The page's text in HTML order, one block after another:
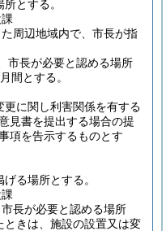
とする。
周辺地域内で、市長が指
市長が必要と認める場所
間とする。
に関し利害関係を有する
見書を提出する場合の提
項を告示するものとす
る場所とする。
長が必要と認める場所
きは、施設の設置又は変